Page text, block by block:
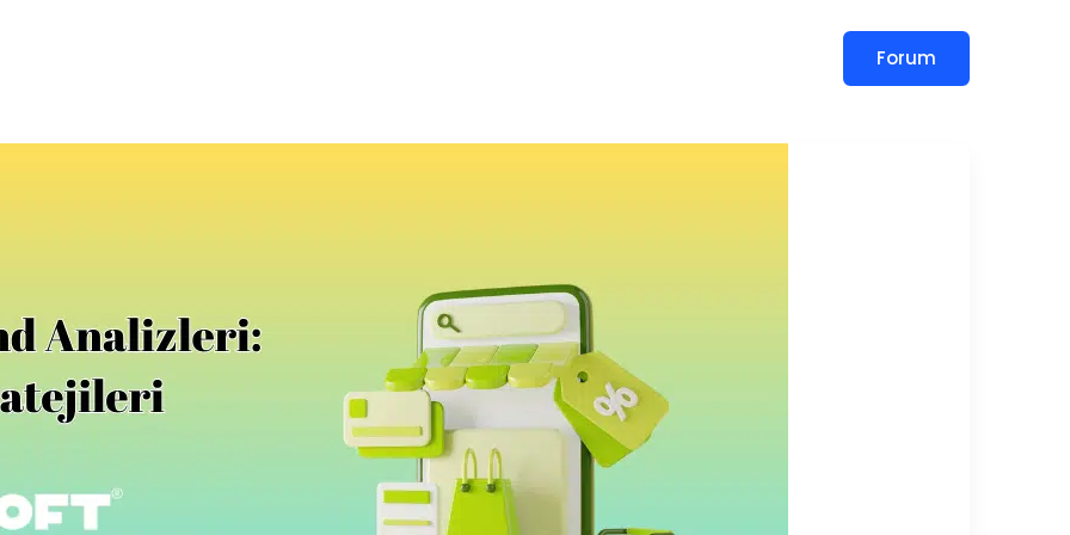
Forum